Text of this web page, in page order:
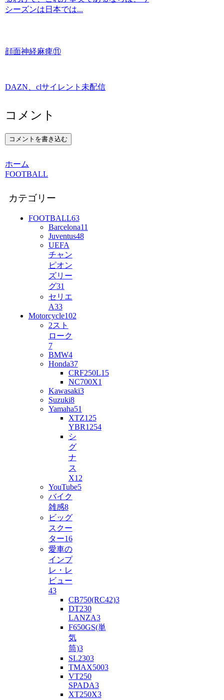
シーズンは日本では...
顔面神経麻痺⑪
DAZN、clサイレント未配信
コメント
コメントを書き込む
ホーム
FOOTBALL
カテゴリー
FOOTBALL63
Barcelona11
Juventus48
UEFA
チャン
ピオン
ズリー
グ31
セリエ
A33
Motorcycle102
2スト
ローク
7
BMW4
Honda37
CRF250L15
NC700X1
Kawasaki3
Suzuki8
Yamaha51
XTZ125
YBR1254
シ
グ
ナ
ス
X12
YouTube5
バイク
雑感8
ビッグ
スクー
ター16
愛車の
インプ
レ・レ
ビュー
43
CB750(RC42)3
DT230
LANZA3
F650GS(単
気
筒)3
SL2303
TMAX5003
VT250
SPADA3
XT250X3